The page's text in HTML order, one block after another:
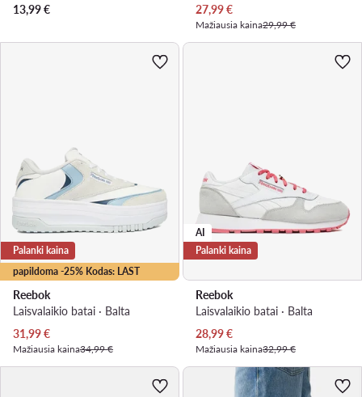
13,99€
Dabartinė kaina
27,99€
Mažiausia kaina29,99 €
papildoma -25% Kodas: LAST
Palanki kaina
Reebok
Laisvalaikio batai · Balta
Dabartinė kaina
31,99€
Mažiausia kaina34,99 €
AI
Palanki kaina
Reebok
Laisvalaikio batai · Balta
Dabartinė kaina
28,99€
Mažiausia kaina32,99 €